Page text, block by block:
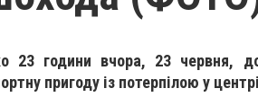
23 години вчора, 23 червня,
пригоду із потерпілою у